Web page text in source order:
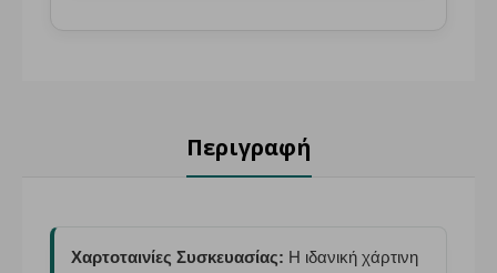
Περιγραφή
Χαρτοταινίες Συσκευασίας: Η ιδανική χάρτινη